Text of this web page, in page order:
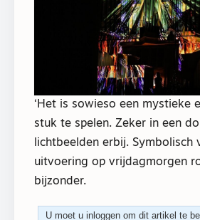
‘Het is sowieso een mystieke
stuk te spelen. Zeker in een
lichtbeelden erbij. Symbolisch
uitvoering op vrijdagmorgen
bijzonder.
U moet u inloggen om dit artikel te